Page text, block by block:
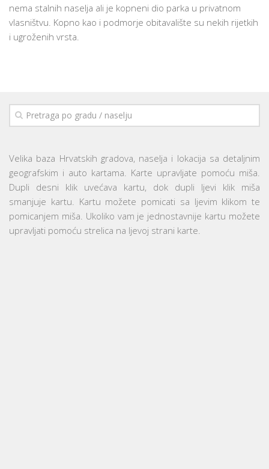
nema stalnih naselja ali je kopneni dio parka u privatnom
vlasništvu. Kopno kao i podmorje obitavalište su nekih rijetkih
i ugroženih vrsta.
Velika baza Hrvatskih gradova, naselja i lokacija sa detaljnim
geografskim i auto kartama. Karte upravljate pomoću miša.
Dupli desni klik uvećava kartu, dok dupli ljevi klik miša
smanjuje kartu. Kartu možete pomicati sa ljevim klikom te
pomicanjem miša. Ukoliko vam je jednostavnije kartu možete
upravljati pomoću strelica na ljevoj strani karte.